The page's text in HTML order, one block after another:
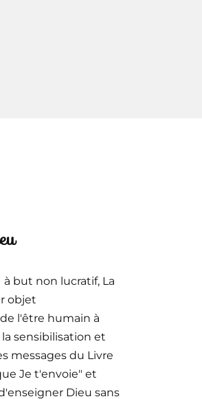
à but non lucratif, La
objet
l'être humain à
sensibilisation et
messages du Livre
Je t'envoie" et
Dieu sans